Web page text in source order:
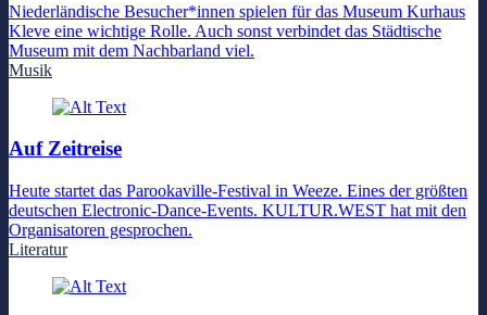
Niederländische Besucher*innen spielen für das Museum Kurhaus
Kleve eine wichtige Rolle. Auch sonst verbindet das Städtische
Museum mit dem Nachbarland viel.
Musik
Auf Zeitreise
Heute startet das Parookaville-Festival in Weeze. Eines der größten
deutschen Electronic-Dance-Events. KULTUR.WEST hat mit den
Organisatoren gesprochen.
Literatur